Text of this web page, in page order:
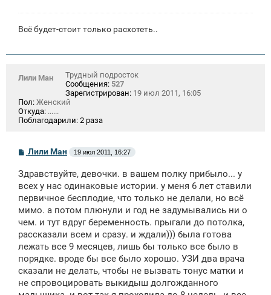
Всё будет-стоит только расхотеть..
Лили Ман
Трудный подросток
Сообщения: 527
Зарегистрирован: 19 июл 2011, 16:05
Пол: Женский
Откуда: ......
Поблагодарили: 2 раза
С
б
щ
н
и
Лили Ман 19 июл 2011, 16:27
Здравствуйте, девочки. в вашем полку прибыло... у
всех у нас одинаковые истории. у меня 6 лет ставили
первичное бесплодие, что только не делали, но всё
мимо. а потом плюнули и год не задумывались ни о
чем. и тут вдруг беременность. прыгали до потолка,
рассказали всем и сразу. и ждали))) была готова
лежать все 9 месяцев, лишь бы только все было в
порядке. вроде бы все было хорошо. УЗИ два врача
сказали не делать, чтобы не вызвать тонус матки и
не спровоцировать выкидыш долгожданного